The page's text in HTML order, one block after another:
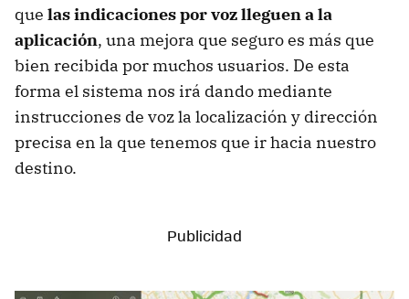
que las indicaciones por voz lleguen a la
aplicación, una mejora que seguro es más que
bien recibida por muchos usuarios. De esta
forma el sistema nos irá dando mediante
instrucciones de voz la localización y dirección
precisa en la que tenemos que ir hacia nuestro
destino.